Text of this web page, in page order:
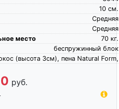
см.
10
Средняя
Средняя
место
кг.
70
беспружинный блок
(высота 3см), пена Natural Form,
руб.